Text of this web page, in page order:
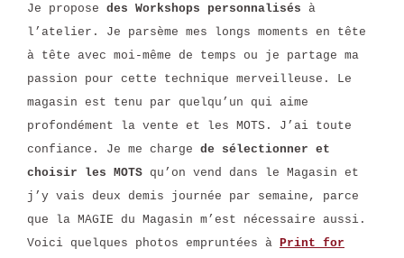
Je propose des Workshops personnalisés à
l’atelier. Je parsème mes longs moments en tête
à tête avec moi-même de temps ou je partage ma
passion pour cette technique merveilleuse. Le
magasin est tenu par quelqu’un qui aime
profondément la vente et les MOTS. J’ai toute
confiance. Je me charge de sélectionner et
choisir les MOTS qu’on vend dans le Magasin et
j’y vais deux demis journée par semaine, parce
que la MAGIE du Magasin m’est nécessaire aussi.
Voici quelques photos empruntées à
Print for